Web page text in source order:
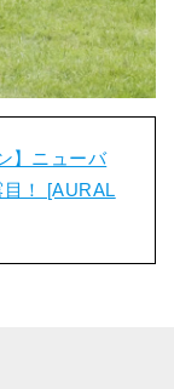
】ニューバ
！ [AURAL